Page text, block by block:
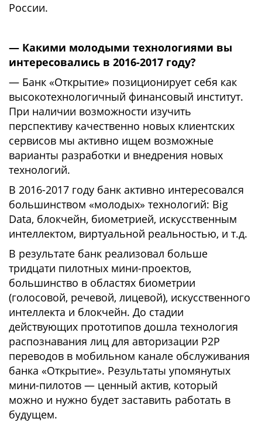
России.
— Какими молодыми технологиями вы
интересовались в 2016-2017 году?
— Банк «Открытие» позиционирует себя как
высокотехнологичный финансовый институт.
При наличии возможности изучить
перспективу качественно новых клиентских
сервисов мы активно ищем возможные
варианты разработки и внедрения новых
технологий.
В 2016-2017 году банк активно интересовался
большинством «молодых» технологий: Big
Data, блокчейн, биометрией, искусственным
интеллектом, виртуальной реальностью, и т.д.
В результате банк реализовал больше
тридцати пилотных мини-проектов,
большинство в областях биометрии
(голосовой, речевой, лицевой), искусственного
интеллекта и блокчейн. До стадии
действующих прототипов дошла технология
распознавания лиц для авторизации Р2Р
переводов в мобильном канале обслуживания
банка «Открытие». Результаты упомянутых
мини-пилотов — ценный актив, который
можно и нужно будет заставить работать в
будущем.